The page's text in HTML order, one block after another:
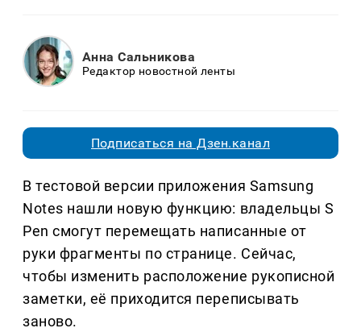
Анна Сальникова
Редактор новостной ленты
Подписаться на Дзен.канал
В тестовой версии приложения Samsung
Notes нашли новую функцию: владельцы S
Pen смогут перемещать написанные от
руки фрагменты по странице. Сейчас,
чтобы изменить расположение рукописной
заметки, её приходится переписывать
заново.